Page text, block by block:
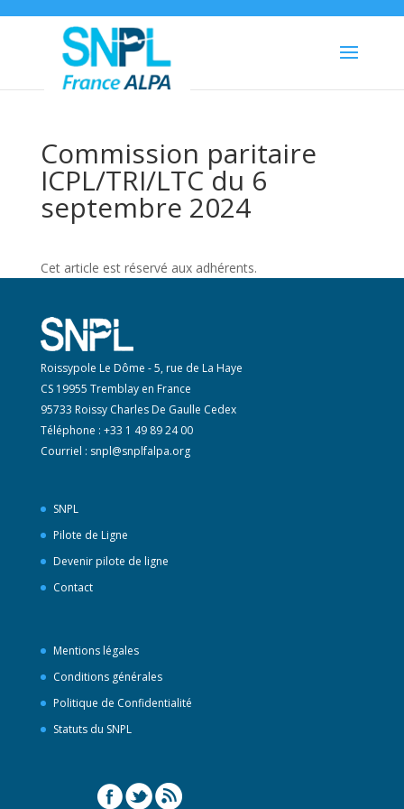
Commission paritaire
ICPL/TRI/LTC du 6
septembre 2024
Cet article est réservé aux adhérents.
Roissypole Le Dôme - 5, rue de La Haye
CS 19955 Tremblay en France
95733 Roissy Charles De Gaulle Cedex
Téléphone : +33 1 49 89 24 00
Courriel : snpl@snplfalpa.org
SNPL
Pilote de Ligne
Devenir pilote de ligne
Contact
Mentions légales
Conditions générales
Politique de Confidentialité
Statuts du SNPL